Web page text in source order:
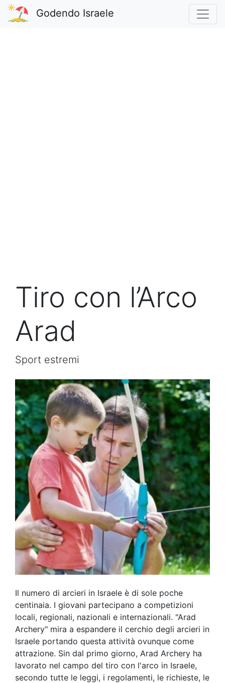
Godendo Israele
Tiro con l’Arco
Arad
Sport estremi
Il numero di arcieri in Israele è di sole poche
centinaia. I giovani partecipano a competizioni
locali, regionali, nazionali e internazionali. "Arad
Archery" mira a espandere il cerchio degli arcieri in
Israele portando questa attività ovunque come
attrazione. Sin dal primo giorno, Arad Archery ha
lavorato nel campo del tiro con l'arco in Israele,
secondo tutte le leggi, i regolamenti, le richieste, le